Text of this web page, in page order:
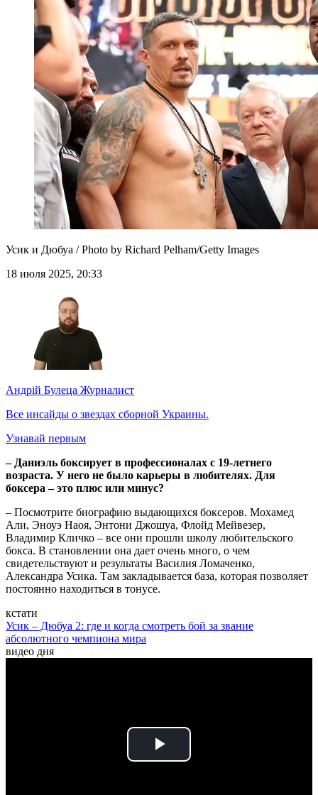
Усик и Дюбуа / Photo by Richard Pelham/Getty Images
18 июля 2025, 20:33
Андрій Булеца Журналист
Все инсайды о звездах сборной Украины.
Узнавай первым
– Даниэль боксирует в профессионалах с 19-летнего
возраста. У него не было карьеры в любителях. Для
боксера – это плюс или минус?
– Посмотрите биографию выдающихся боксеров. Мохамед
Али, Эноуэ Наоя, Энтони Джошуа, Флойд Мейвезер,
Владимир Кличко – все они прошли школу любительского
бокса. В становлении она дает очень много, о чем
свидетельствуют и результаты Василия Ломаченко,
Александра Усика. Там закладывается база, которая позволяет
постоянно находиться в тонусе.
кстати
Усик – Дюбуа 2: где и когда смотреть бой за звание
абсолютного чемпиона мира
видео дня
Play